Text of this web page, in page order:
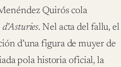
Quirós cola
. Nel acta del fallu, el
d’una figura de muyer de
pola historia oficial, la